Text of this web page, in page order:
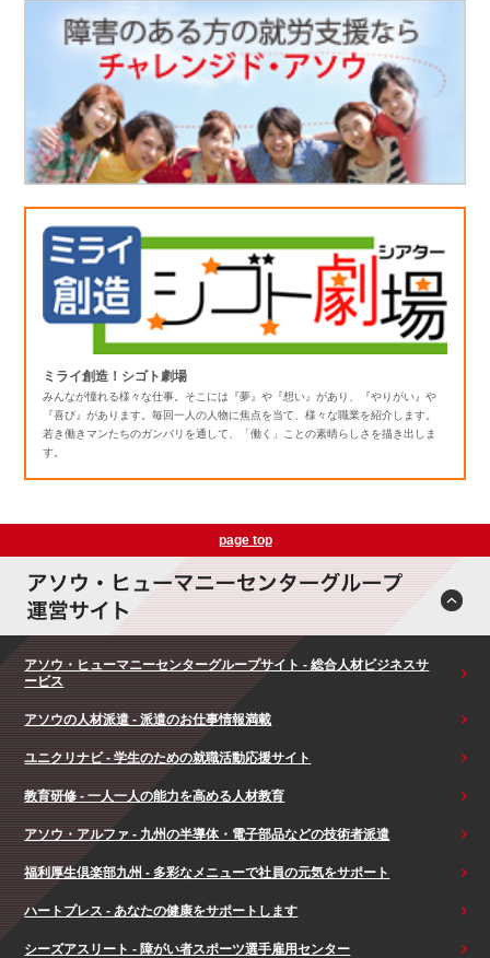
ミライ創造！シゴト劇場
みんなが憧れる様々な仕事。そこには『夢』や『想い』があり、『やりがい』や
『喜び』があります。毎回一人の人物に焦点を当て、様々な職業を紹介します。
若き働きマンたちのガンバリを通して、「働く」ことの素晴らしさを描き出しま
す。
page top
アソウ・ヒューマニーセンターグループサイト - 総合人材ビジネスサ
ービス
アソウの人材派遣 - 派遣のお仕事情報満載
ユニクリナビ - 学生のための就職活動応援サイト
教育研修 - 一人一人の能力を高める人材教育
アソウ・アルファ - 九州の半導体・電子部品などの技術者派遣
福利厚生倶楽部九州 - 多彩なメニューで社員の元気をサポート
ハートプレス - あなたの健康をサポートします
シーズアスリート - 障がい者スポーツ選手雇用センター